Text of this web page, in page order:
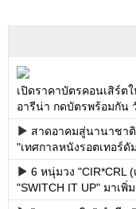
เปิดราคาบัตรคอนเสิร์ต
อารีน่า กดบัตรพร้อมกัน
สาดอาคมสู่นานาชาติ
"เทศกาลหนังรอตเทอร์
6 หนุ่มวง "CIR*CRL
"SWITCH IT UP" มาเ